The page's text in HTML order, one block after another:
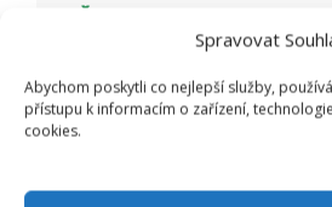
Spravovat
Abychom poskytli co nejlepší služby,
přístupu k informacím o zařízení,
cookies.
Vaše e-mailová adresa
zveřejněna. Vyžadované
označeny*